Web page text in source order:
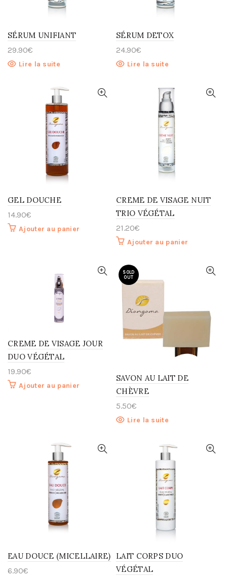
SÉRUM UNIFIANT
29.90€
Lire la suite
SÉRUM DETOX
24.90€
Lire la suite
GEL DOUCHE
14.90€
Ajouter au panier
CREME DE VISAGE NUIT
TRIO VÉGÉTAL
21.20€
Ajouter au panier
CREME DE VISAGE JOUR
DUO VÉGÉTAL
19.90€
Ajouter au panier
SOLD
OUT
SAVON AU LAIT DE
CHÈVRE
5.50€
Lire la suite
EAU DOUCE (MICELLAIRE)
6.90€
LAIT CORPS DUO
VÉGÉTAL